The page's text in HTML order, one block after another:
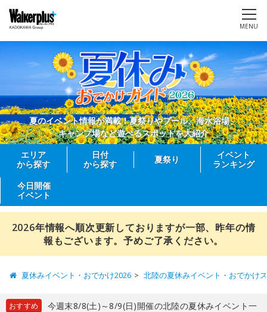
MENU
夏のイベント情報が満載！夏祭りやプール、海水浴場、
キャンプ場など遊べるスポットを大紹介
エリア
から探す
日付
から探す
夏祭り
イベント
ランキング
今日開催
イベント
2026年情報へ順次更新しておりますが一部、昨年の情
報もございます。予めご了承ください。
夏休みイベント・おでかけ2026 北陸の夏休みイベント・おでかけ
おすすめ
今週末8/8(土)～8/9(日)開催の北陸の夏休みイベント一